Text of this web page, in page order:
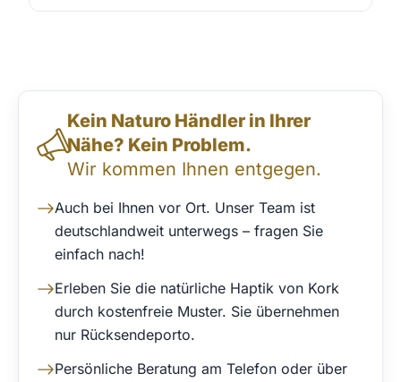
Kein Naturo Händler in Ihrer
Nähe? Kein Problem.
Wir kommen Ihnen entgegen.
Auch bei Ihnen vor Ort. Unser Team ist
deutschlandweit unterwegs – fragen Sie
einfach nach!
Erleben Sie die natürliche Haptik von Kork
durch kostenfreie Muster. Sie übernehmen
nur Rücksendeporto.
Persönliche Beratung am Telefon oder über